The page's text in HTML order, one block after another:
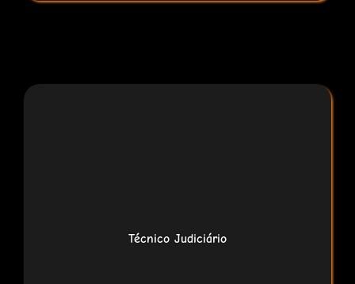
Técnico Judiciário